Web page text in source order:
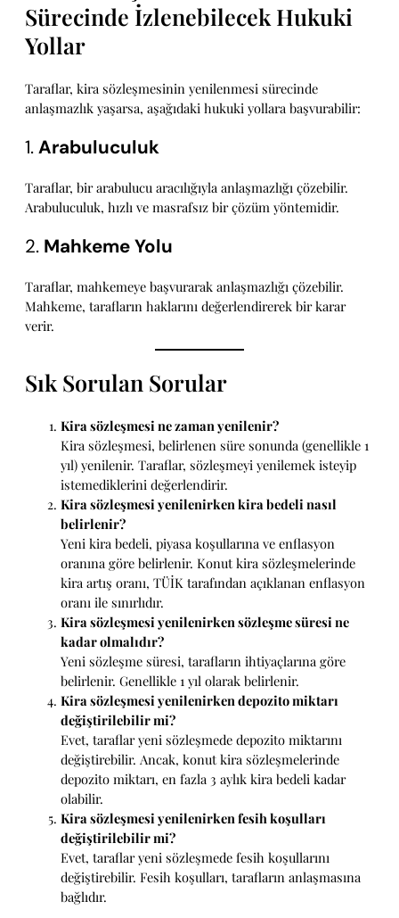
Sürecinde İzlenebilecek Hukuki
Yollar
Taraflar, kira sözleşmesinin yenilenmesi sürecinde
anlaşmazlık yaşarsa, aşağıdaki hukuki yollara başvurabilir:
1.Arabuluculuk
Taraflar, bir arabulucu aracılığıyla anlaşmazlığı çözebilir.
Arabuluculuk, hızlı ve masrafsız bir çözüm yöntemidir.
2. Mahkeme Yolu
Taraflar, mahkemeye başvurarak anlaşmazlığı çözebilir.
Mahkeme, tarafların haklarını değerlendirerek bir karar
verir.
Sık Sorulan Sorular
Kira sözleşmesi ne zaman yenilenir?
Kira sözleşmesi, belirlenen süre sonunda (genellikle 1
yıl) yenilenir. Taraflar, sözleşmeyi yenilemek isteyip
istemediklerini değerlendirir.
Kira sözleşmesi yenilenirken kira bedeli nasıl
belirlenir?
Yeni kira bedeli, piyasa koşullarına ve enflasyon
oranına göre belirlenir. Konut kira sözleşmelerinde
kira artış oranı, TÜİK tarafından açıklanan enflasyon
oranı ile sınırlıdır.
Kira sözleşmesi yenilenirken sözleşme süresi ne
kadar olmalıdır?
Yeni sözleşme süresi, tarafların ihtiyaçlarına göre
belirlenir. Genellikle 1 yıl olarak belirlenir.
Kira sözleşmesi yenilenirken depozito miktarı
değiştirilebilir mi?
Evet, taraflar yeni sözleşmede depozito miktarını
değiştirebilir. Ancak, konut kira sözleşmelerinde
depozito miktarı, en fazla 3 aylık kira bedeli kadar
olabilir.
Kira sözleşmesi yenilenirken fesih koşulları
değiştirilebilir mi?
Evet, taraflar yeni sözleşmede fesih koşullarını
değiştirebilir. Fesih koşulları, tarafların anlaşmasına
bağlıdır.